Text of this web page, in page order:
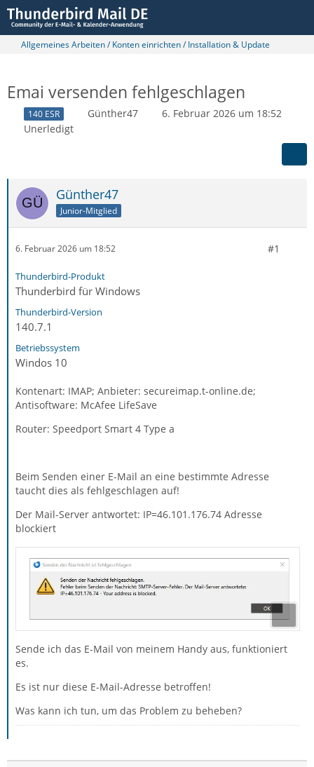
Allgemeines Arbeiten / Konten einrichten / Installation & Update
Emai versenden fehlgeschlagen
140 ESR Günther47
6. Februar 2026 um 18:52
Unerledigt
Günther47
Junior-Mitglied
6. Februar 2026 um 18:52 #1
Thunderbird-Produkt
Thunderbird für Windows
Thunderbird-Version
140.7.1
Betriebssystem
Windos 10
Kontenart: IMAP; Anbieter: secureimap.t-online.de;
Antisoftware: McAfee LifeSave
Router: Speedport Smart 4 Type a
Beim Senden einer E-Mail an eine bestimmte Adresse
taucht dies als fehlgeschlagen auf!
Der Mail-Server antwortet: IP=46.101.176.74 Adresse
blockiert
Sende ich das E-Mail von meinem Handy aus, funktioniert
es.
Es ist nur diese E-Mail-Adresse betroffen!
Was kann ich tun, um das Problem zu beheben?